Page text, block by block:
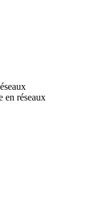
en réseaux